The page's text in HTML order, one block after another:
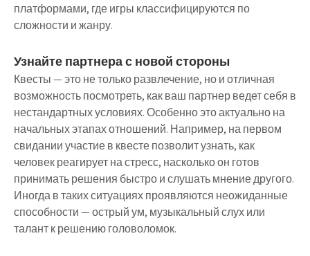
платформами, где игры классифицируются по
сложности и жанру.
Узнайте партнера с новой стороны
Квесты — это не только развлечение, но и отличная
возможность посмотреть, как ваш партнер ведет себя в
нестандартных условиях. Особенно это актуально на
начальных этапах отношений. Например, на первом
свидании участие в квесте позволит узнать, как
человек реагирует на стресс, насколько он готов
принимать решения быстро и слушать мнение другого.
Иногда в таких ситуациях проявляются неожиданные
способности — острый ум, музыкальный слух или
талант к решению головоломок.